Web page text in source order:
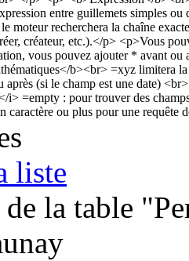
liste
de la table